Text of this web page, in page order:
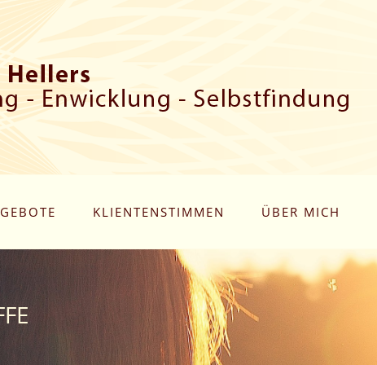
KLIENTENSTIMMEN ÜBER MICH